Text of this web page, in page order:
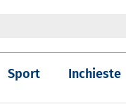
Sport Inchieste